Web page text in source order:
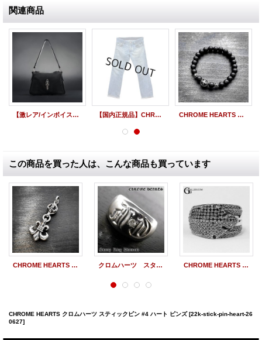
関連商品
【激レア/インボイス】CHROME HEARTS CHICKEN NUG SML CH PLUS LARGE DAGGER BAG/クロムハーツ チキンナゲット スモール CHプラス ラージダガー バッグ | 26036 【国内正規品】CHROME HEARTS クロムハーツ クロスボールボタン スクロールラベル デニムパンツ インディゴ 34inch CHROME HEARTS クロムハーツ 8mm マット オニキス ビーズブレスレット BEAD71
この商品を買った人は、こんな商品も買っています
CHROME HEARTS クロムハーツ 1ボール BSフレアチャーム | 250819 クロムハーツ スタンプリング ダイヤ CHROME HEARTS カスタム 希少レア CHROME HEARTS クロムハーツ シングルフレアニーリング ブラックダイヤ パヴェ
CHROME HEARTS クロムハーツ スティックピン #4 ハート ピンズ[22k-stick-pin-heart-26
0627]